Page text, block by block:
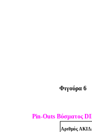
Φιγούρα 6
Pin-Outs Βύσµατος
Αριθµός